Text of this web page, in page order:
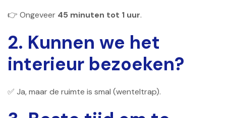
👉 Ongeveer 45 minuten tot 1 uur.
2. Kunnen we het
interieur bezoeken?
✅ Ja, maar de ruimte is smal (wenteltrap).